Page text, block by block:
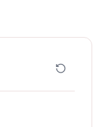
эксперт по